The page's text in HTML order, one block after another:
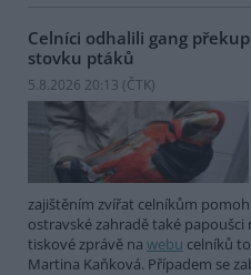
Celníci odhalili gang
stovku ptáků
5.8.2026 20:13 (ČTK)
zajištěním zvířat celníkům
ostravské zahradě také papoušci
tiskové zprávě na webu celníků
Martina Kaňková. Případem se